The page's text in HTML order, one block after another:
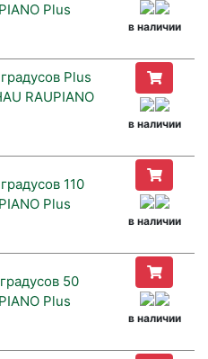
Plus
в наличии
Plus
RAUPIANO
в наличии
110
Plus
в наличии
50
Plus
в наличии